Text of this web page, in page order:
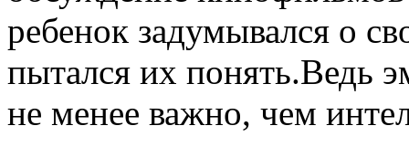
ребенок задумывался о
пытался их понять.Ведь
не менее важно, чем